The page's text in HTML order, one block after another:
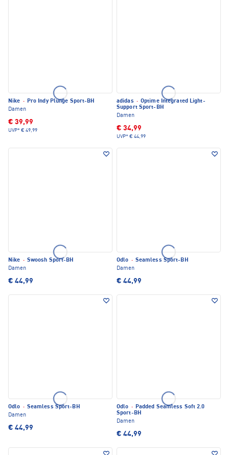
Nike · Pro Indy Plunge Sport-BH
Damen
€ 39,99
UVP* € 49,99
adidas · Optime Integrated Light-
Support Sport-BH
Damen
€ 34,99
UVP* € 44,99
Nike · Swoosh Sport-BH
Damen
€ 44,99
Odlo · Seamless Sport-BH
Damen
€ 44,99
Odlo · Seamless Sport-BH
Damen
€ 44,99
Odlo · Padded Seamless Soft 2.0
Sport-BH
Damen
€ 44,99